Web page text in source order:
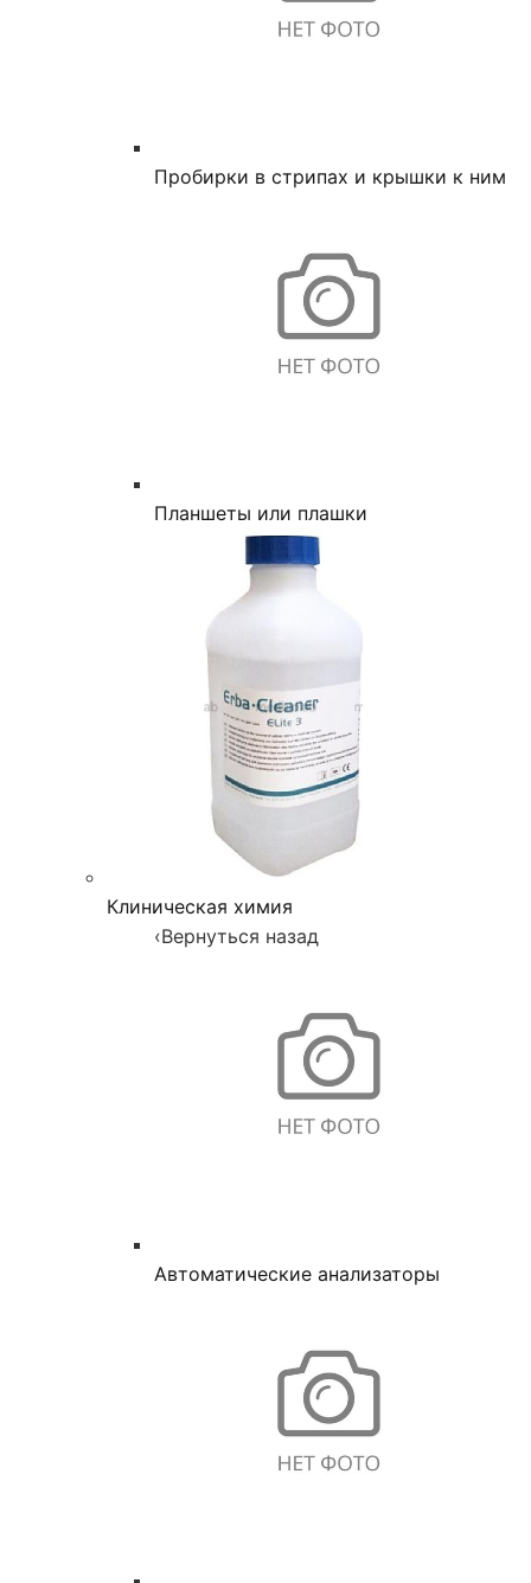
Пробирки в стрипах и крышки к ним
Планшеты или плашки
Клиническая химия
‹Вернуться назад
Автоматические анализаторы